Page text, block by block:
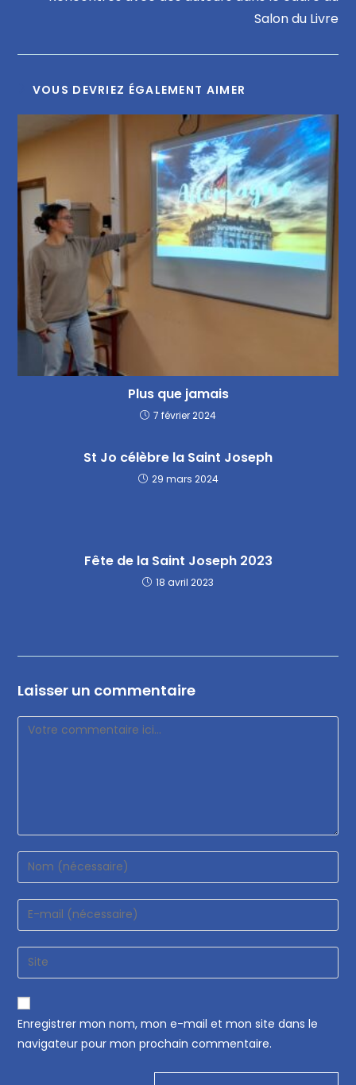
Salon du Livre
VOUS DEVRIEZ ÉGALEMENT AIMER
Plus que jamais
7 février 2024
St Jo célèbre la Saint Joseph
29 mars 2024
Fête de la Saint Joseph 2023
18 avril 2023
Laisser un commentaire
Enregistrer mon nom, mon e-mail et mon site dans le
navigateur pour mon prochain commentaire.